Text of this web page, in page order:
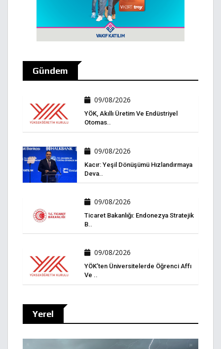
Gündem
09/08/2026
YÖK, Akıllı Üretim Ve Endüstriyel
Otomas..
09/08/2026
Kacır: Yeşil Dönüşümü Hızlandırmaya
Deva..
09/08/2026
Ticaret Bakanlığı: Endonezya Stratejik
B..
09/08/2026
YÖK’ten Üniversitelerde Öğrenci Affı
Ve ..
Yerel